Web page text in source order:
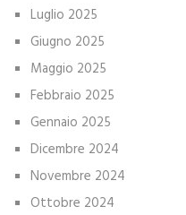
Luglio 2025
Giugno 2025
Maggio 2025
Febbraio 2025
Gennaio 2025
Dicembre 2024
Novembre 2024
Ottobre 2024